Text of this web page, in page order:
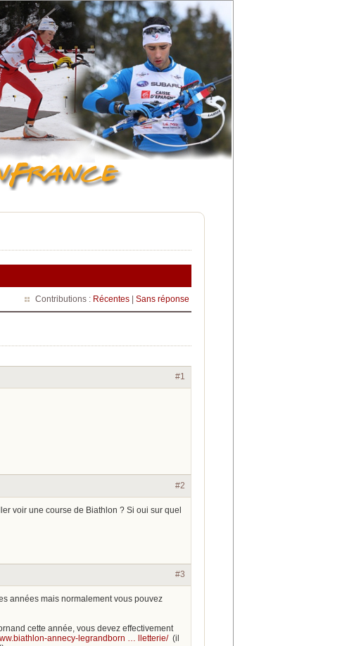
Contributions : Récentes Sans réponse
#1
#2
voir une course de Biathlon ? Si oui sur quel
#3
années mais normalement vous pouvez
cette année, vous devez effectivement
annecy-legrandborn … lletterie/(il